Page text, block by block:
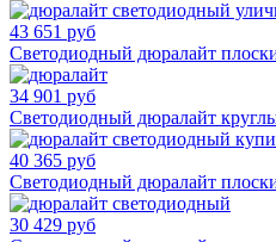
43 651 руб
Светодиодный дюралайт
34 901 руб
Светодиодный дюралайт
40 365 руб
Светодиодный дюралайт
30 429 руб